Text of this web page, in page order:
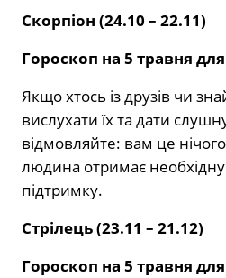
Скорпіон (24.10 – 22.11)
Гороскоп на 5 травня
Якщо хтось із друзів чи
вислухати їх та дати
відмовляйте: вам це
людина отримає
підтримку.
Стрілець (23.11 – 21.12)
Гороскоп на 5 травня для